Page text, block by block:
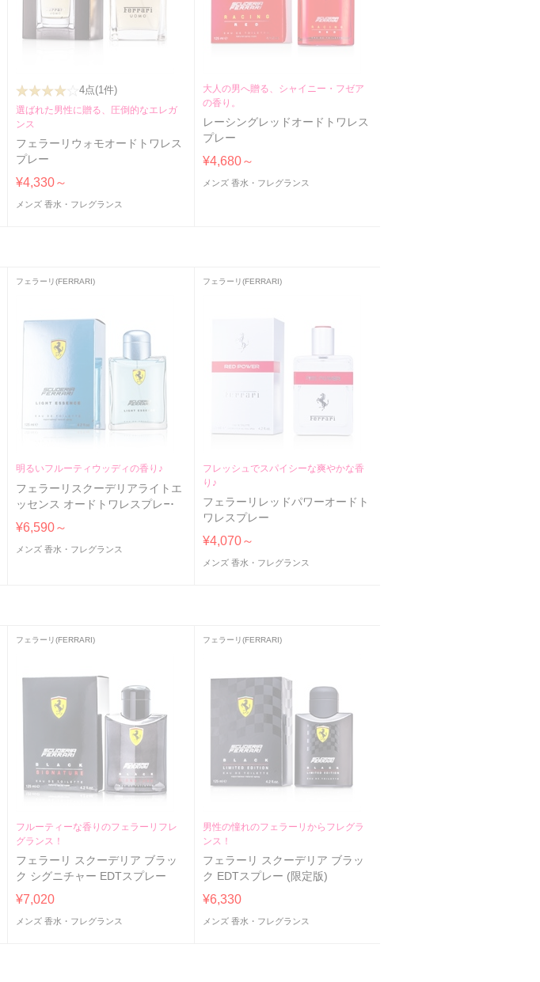
4点(1件)
選ばれた男性に贈る、圧倒的なエレガ
ンス
フェラーリウォモオードトワレス
プレー
¥4,330～
メンズ 香水・フレグランス
大人の男へ贈る、シャイニー・フゼア
の香り。
レーシングレッドオードトワレス
プレー
¥4,680～
メンズ 香水・フレグランス
フェラーリ(FERRARI)
明るいフルーティウッディの香り♪
フェラーリスクーデリアライトエ
ッセンス オードトワレスプレー
¥6,590～
メンズ 香水・フレグランス
フェラーリ(FERRARI)
フレッシュでスパイシーな爽やかな香
り♪
フェラーリレッドパワーオードト
ワレスプレー
¥4,070～
メンズ 香水・フレグランス
フェラーリ(FERRARI)
フルーティーな香りのフェラーリフレ
グランス！
フェラーリ スクーデリア ブラッ
ク シグニチャー EDTスプレー
¥7,020
メンズ 香水・フレグランス
フェラーリ(FERRARI)
男性の憧れのフェラーリからフレグラ
ンス！
フェラーリ スクーデリア ブラッ
ク EDTスプレー (限定版)
¥6,330
メンズ 香水・フレグランス